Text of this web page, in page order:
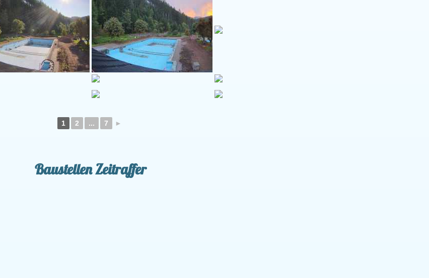
1 2 ... 7 ►
Baustellen Zeitraffer